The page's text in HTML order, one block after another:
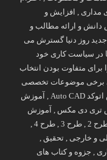
مداری , افزایش و
و ارائه مطالب و
جدید روز دنیا گسترش می
در سیاست کاری خود
برای متفاوت بودن انتخاب
حاظر طیف فعالیت معمار 98 روی برخی موضوعات تخصصی
چون آموزش معماری ( آموزش Revit , آموزش اتوکد Auto CAD , آموزش
تری دی مکس , آموزش
و خارجی , تحقیق ,
, جزوه و کتاب های